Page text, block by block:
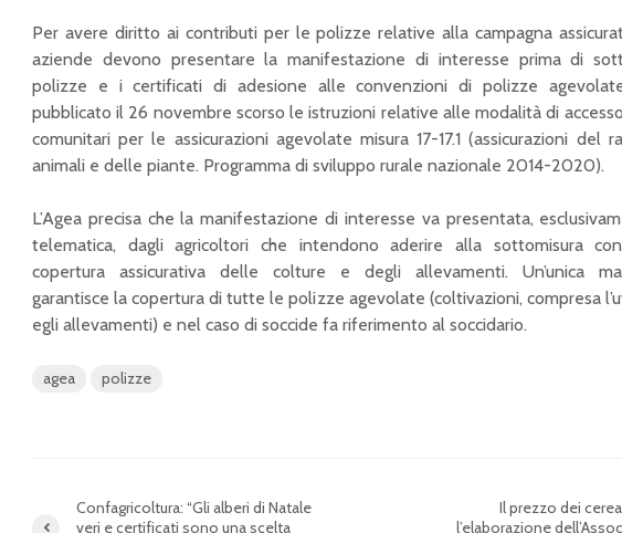
Per avere diritto ai contributi per le polizze relative alla campagna
aziende devono presentare la manifestazione di interesse prima di
polizze e i certificati di adesione alle convenzioni di polizze
pubblicato il 26 novembre scorso le istruzioni relative alle modalità di
comunitari per le assicurazioni agevolate misura 17-17.1 (assicurazioni del
animali e delle piante. Programma di sviluppo rurale nazionale 2014-2020).
L’Agea precisa che la manifestazione di interesse va presentata,
telematica, dagli agricoltori che intendono aderire alla sottomisura
copertura assicurativa delle colture e degli allevamenti. Un’unica
garantisce la copertura di tutte le polizze agevolate (coltivazioni, compresa
egli allevamenti) e nel caso di soccide fa riferimento al soccidario.
agea polizze
Confagricoltura: “Gli alberi di Natale
veri e certificati sono una scelta
Il prezzo dei
l’elaborazione